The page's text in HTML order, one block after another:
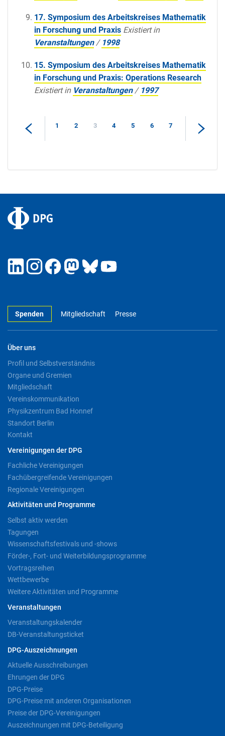
17. Symposium des Arbeitskreises Mathematik
in Forschung und Praxis Existiert in
Veranstaltungen / 1998
15. Symposium des Arbeitskreises Mathematik
in Forschung und Praxis: Operations Research
Existiert in Veranstaltungen / 1997
1 2 3 4 5 6 7
Spenden Mitgliedschaft Presse
Über uns
Profil und Selbstverständnis
Organe und Gremien
Mitgliedschaft
Vereinskommunikation
Physikzentrum Bad Honnef
Standort Berlin
Kontakt
Vereinigungen der DPG
Fachliche Vereinigungen
Fachübergreifende Vereinigungen
Regionale Vereinigungen
Aktivitäten und Programme
Selbst aktiv werden
Tagungen
Wissenschaftsfestivals und -shows
Förder-, Fort- und Weiterbildungsprogramme
Vortragsreihen
Wettbewerbe
Weitere Aktivitäten und Programme
Veranstaltungen
Veranstaltungskalender
DB-Veranstaltungsticket
DPG-Auszeichnungen
Aktuelle Ausschreibungen
Ehrungen der DPG
DPG-Preise
DPG-Preise mit anderen Organisationen
Preise der DPG-Vereinigungen
Auszeichnungen mit DPG-Beteiligung